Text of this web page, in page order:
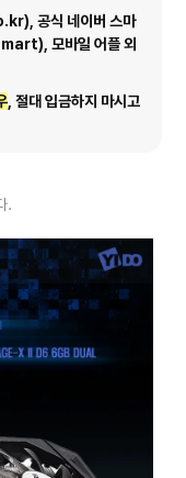
공식 네이버 스마
모바일 어플 외
, 절대 입금하지 마시고
.